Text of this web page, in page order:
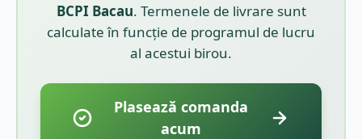
BCPI Bacau. Termenele de livrare sunt
calculate în funcție de programul de lucru
al acestui birou.
Plasează comanda
acum